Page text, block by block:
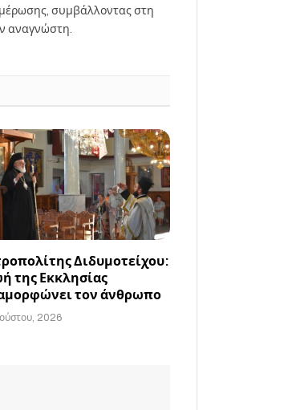
συμβάλλοντας στη
αναγνώστη.
Διδυμοτείχου:
της Εκκλησίας
τον άνθρωπο
2026